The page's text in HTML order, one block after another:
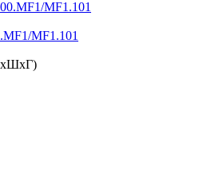
MF1.101